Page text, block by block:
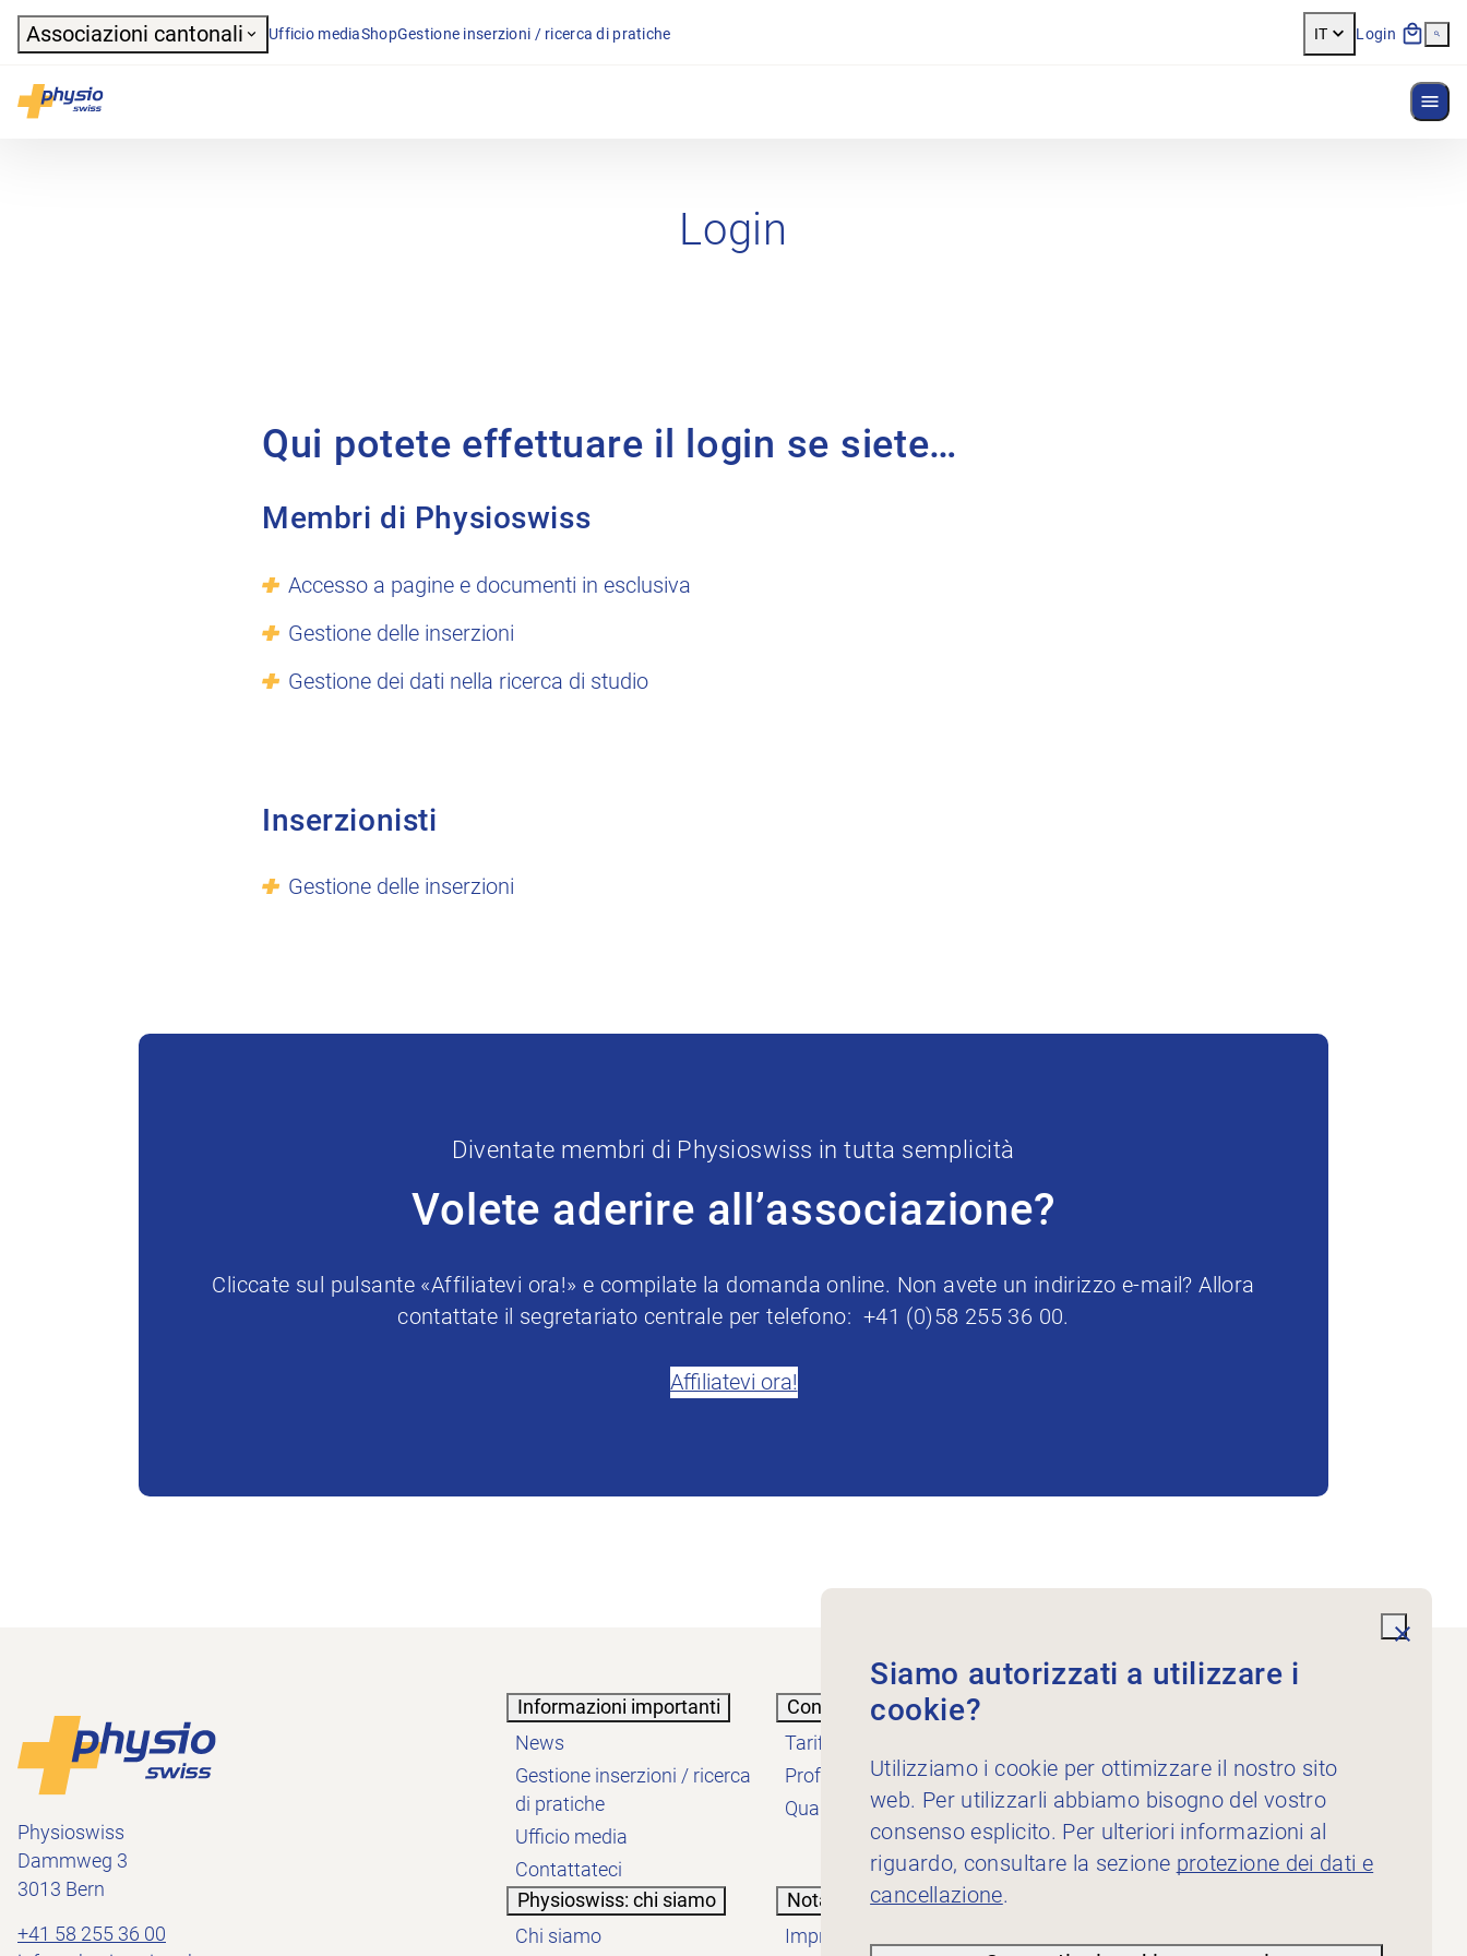
Header
Associazioni cantonali Ufficio mediaShopGestione inserzioni / ricerca di pratiche IT Login
Physioswiss
Navigazione principale
Login
Qui potete effettuare il login se siete…
Membri di Physioswiss
Accesso a pagine e documenti in esclusiva
Gestione delle inserzioni
Gestione dei dati nella ricerca di studio
Inserzionisti
Gestione delle inserzioni
Diventate membri di Physioswiss in tutta semplicità
Volete aderire all’associazione?
Cliccate sul pulsante «Affiliatevi ora!» e compilate la domanda online. Non avete un indirizzo e-mail? Allora
contattate il segretariato centrale per telefono: +41 (0)58 255 36 00.
Affiliatevi ora!
Piè di pagina
Physioswiss
Dammweg 3
3013 Bern
+41 58 255 36 00
Informazioni importanti
News
Gestione inserzioni / ricerca
di pratiche
Ufficio media
Contattateci
Conoscenze
Tariffe
Professione
Qualità
Per gli inserzionisti
Physioswiss: chi siamo
Chi siamo
Nota informativa
Impressum
Siamo autorizzati a utilizzare i
cookie?
Utilizziamo i cookie per ottimizzare il nostro sito
web. Per utilizzarli abbiamo bisogno del vostro
consenso esplicito. Per ulteriori informazioni al
riguardo, consultare la sezione protezione dei dati e
cancellazione.